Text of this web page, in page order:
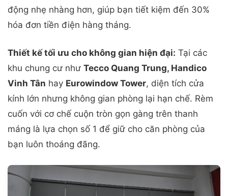
động nhẹ nhàng hơn, giúp bạn tiết kiệm đến 30%
hóa đơn tiền điện hàng tháng.
Thiết kế tối ưu cho không gian hiện đại: Tại các
khu chung cư như Tecco Quang Trung, Handico
Vinh Tân hay Eurowindow Tower, diện tích cửa
kính lớn nhưng không gian phòng lại hạn chế. Rèm
cuốn với cơ chế cuộn tròn gọn gàng trên thanh
máng là lựa chọn số 1 để giữ cho căn phòng của
bạn luôn thoáng đãng.